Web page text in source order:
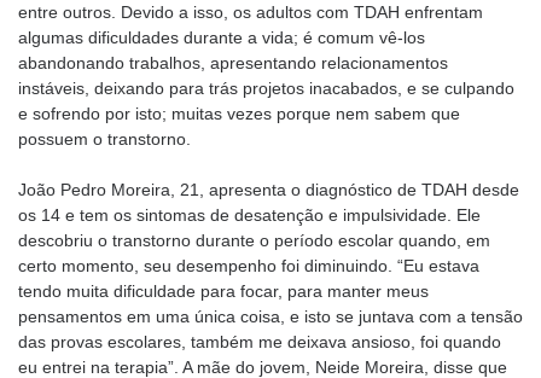
entre outros. Devido a isso, os adultos com TDAH enfrentam
algumas dificuldades durante a vida; é comum vê-los
abandonando trabalhos, apresentando relacionamentos
instáveis, deixando para trás projetos inacabados, e se culpando
e sofrendo por isto; muitas vezes porque nem sabem que
possuem o transtorno.
João Pedro Moreira, 21, apresenta o diagnóstico de TDAH desde
os 14 e tem os sintomas de desatenção e impulsividade. Ele
descobriu o transtorno durante o período escolar quando, em
certo momento, seu desempenho foi diminuindo. “Eu estava
tendo muita dificuldade para focar, para manter meus
pensamentos em uma única coisa, e isto se juntava com a tensão
das provas escolares, também me deixava ansioso, foi quando
eu entrei na terapia”. A mãe do jovem, Neide Moreira, disse que